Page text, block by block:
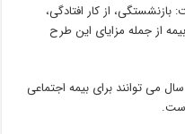
بازنشستگی، از کار افتادگی،
از جمله مزایای این طرح
دارایی ادامه داد: متقاضیان از سن18 تا 50 سال می توانند برای بیمه اجتماعی